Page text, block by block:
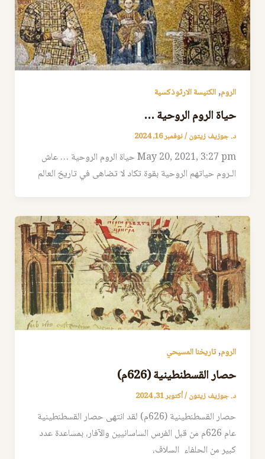
الروم,الكنيسة الارثوذكسية
حياة الروم الروحية …
د. جوزيف زيتون/نوفمبر 16, 2024
May 20, 2021, 3:27 pm حياة الروم الروحية … عاش
الـروم حياتهم الروحية بقوة تكاد لا تضاهى في تاريخ العالم
الروم,تاريخنا المسيحي
حصار القسطنطينية (626م)
د. جوزيف زيتون/أكتوبر 31, 2024
حصار القسطنطينية (626م) لقد انتهى حصار القسطنطينية
عام 626م من قبل الفرس الساسانيين والآفار، بمساعدة عدد
كبير من الحلفاء السلاف،